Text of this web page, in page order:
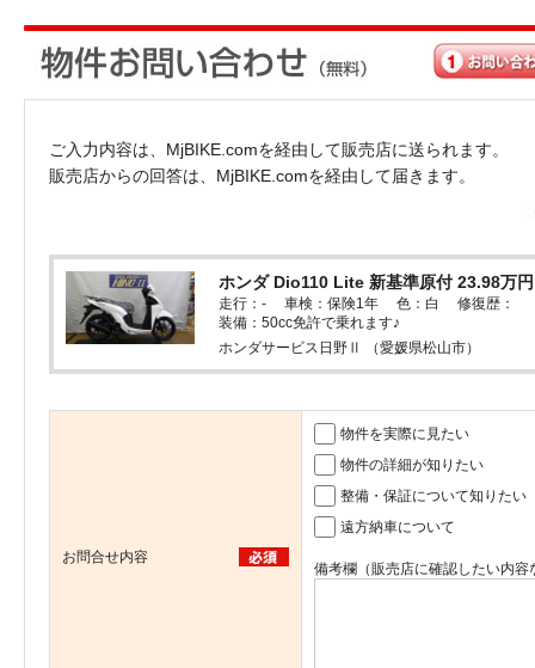
ご入力内容は、MjBIKE.comを経由して販売店に送られます。
販売店からの回答は、MjBIKE.comを経由して届きます。
ホンダ Dio110 Lite 新基準原付 23.98万
走行：- 車検：保険1年 色：白 修復歴：
装備：50cc免許で乗れます♪
ホンダサービス日野Ⅱ （愛媛県松山市）
お問合せ内容
物件を実際に見たい
物件の詳細が知りたい
整備・保証について知りたい
遠方納車について
備考欄（販売店に確認したい内